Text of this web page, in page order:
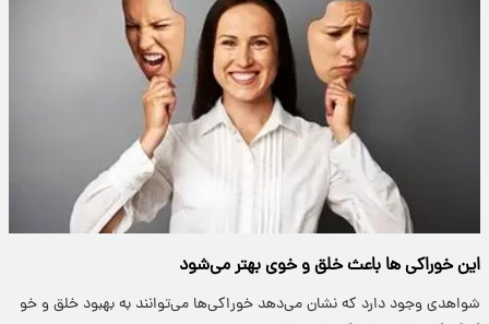
این خوراکی ها باعث خلق و خوی بهتر می‌شود
شواهدی وجود دارد که نشان می‌دهد خوراکی‌ها می‌توانند به بهبود خلق و خو